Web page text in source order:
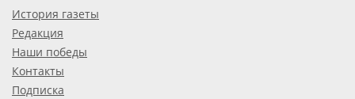
История газеты
Редакция
Наши победы
Контакты
Подписка